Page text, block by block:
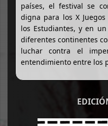
países, el festival se
digna para los X
los Estudiantes, y en
diferentes continentes
luchar contra el
entendimiento entre los